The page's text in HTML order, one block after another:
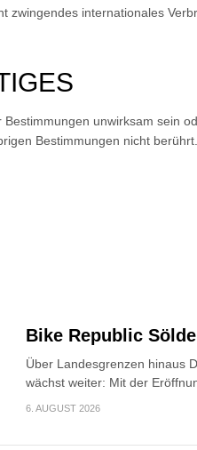
zwingendes internationales
Bestimmungen unwirksam sein
Bestimmungen nicht berührt.
Bike Republic
Über Landesgrenzen hinaus
wächst weiter: Mit der
6. AUGUST 2026